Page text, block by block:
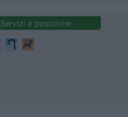
Servizi e posizione